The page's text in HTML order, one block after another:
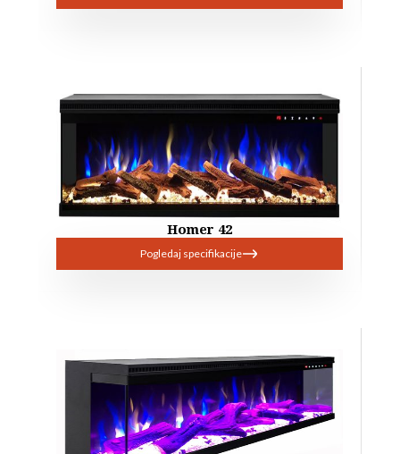
Homer 42
Pogledaj specifikacije